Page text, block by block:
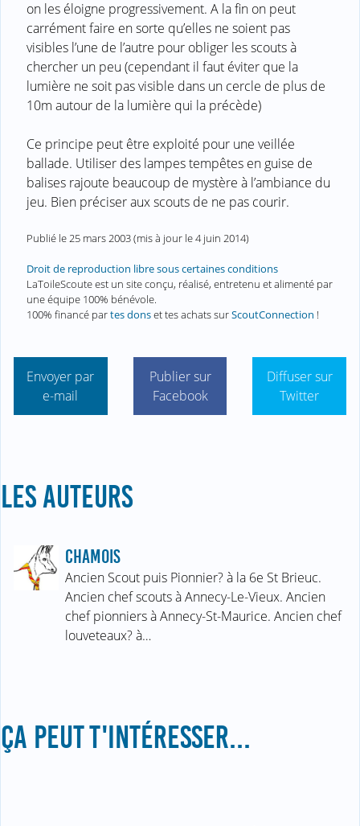
on les éloigne progressivement. A la fin on peut
carrément faire en sorte qu’elles ne soient pas
visibles l’une de l’autre pour obliger les scouts à
chercher un peu (cependant il faut éviter que la
lumière ne soit pas visible dans un cercle de plus de
10m autour de la lumière qui la précède)
Ce principe peut être exploité pour une veillée
ballade. Utiliser des lampes tempêtes en guise de
balises rajoute beaucoup de mystère à l’ambiance du
jeu. Bien préciser aux scouts de ne pas courir.
Publié le25 mars 2003(mis à jour le4 juin 2014)
Droit de reproduction libre sous certaines conditions
LaToileScoute est un site conçu, réalisé, entretenu et alimenté par
une équipe 100% bénévole.
100% financé partes donset tes achats surScoutConnection !
Envoyer par
e-mail
Publier sur
Facebook
Diffuser sur
Twitter
LES AUTEURS
CHAMOIS
Ancien Scout puis Pionnier? à la 6e St Brieuc.
Ancien chef scouts à Annecy-Le-Vieux. Ancien
chef pionniers à Annecy-St-Maurice. Ancien chef
louveteaux? à…
ÇA PEUT T'INTÉRESSER...